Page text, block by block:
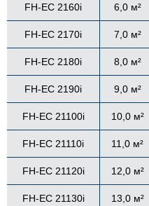
FH-EC 2160i 6,0 м²
FH-EC 2170i 7,0 м²
FH-EC 2180i 8,0 м²
FH-EC 2190i 9,0 м²
FH-EC 21100i 10,0 м²
FH-EC 21110i 11,0 м²
FH-EC 21120i 12,0 м²
FH-EC 21130i 13,0 м²